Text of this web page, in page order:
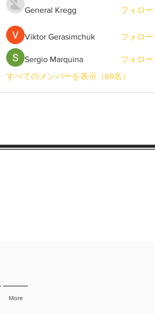
General Kregg フォロー
Viktor Gerasimchuk フォロー
Sergio Marquina
フォロー
すべてのメンバーを表示（69名）
More